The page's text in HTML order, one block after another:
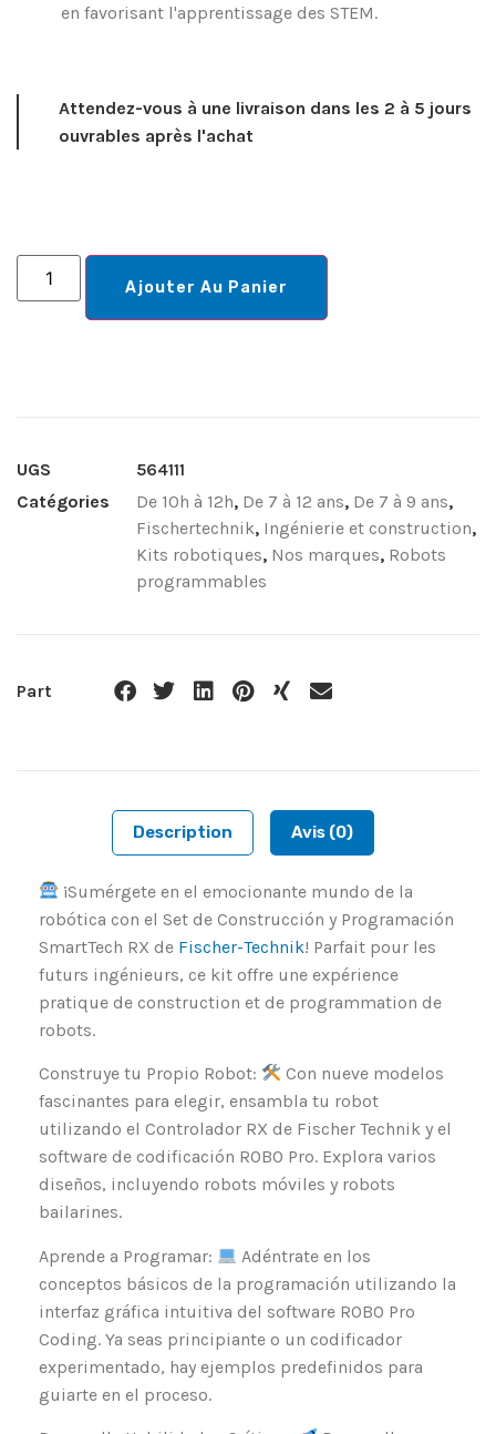
en favorisant l'apprentissage des STEM.
Attendez-vous à une livraison dans les 2 à 5 jours
ouvrables après l'achat
Ajouter Au Panier
UGS
564111
Catégories
De 10h à 12h, De 7 à 12 ans, De 7 à 9 ans,
Fischertechnik, Ingénierie et construction,
Kits robotiques, Nos marques, Robots
programmables
Part
Description Avis (0)
¡Sumérgete en el emocionante mundo de la
robótica con el Set de Construcción y Programación
SmartTech RX de Fischer-Technik! Parfait pour les
futurs ingénieurs, ce kit offre une expérience
pratique de construction et de programmation de
robots.
Construye tu Propio Robot:
Con nueve modelos
fascinantes para elegir, ensambla tu robot
utilizando el Controlador RX de Fischer Technik y el
software de codificación ROBO Pro. Explora varios
diseños, incluyendo robots móviles y robots
bailarines.
Aprende a Programar:
Adéntrate en los
conceptos básicos de la programación utilizando la
interfaz gráfica intuitiva del software ROBO Pro
Coding. Ya seas principiante o un codificador
experimentado, hay ejemplos predefinidos para
guiarte en el proceso.